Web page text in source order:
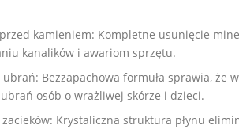
kamieniem: Kompletne usunięcie
kanalików i awariom sprzętu.
Bezzapachowa formuła sprawia,
osób o wrażliwej skórze i dzieci.
Krystaliczna struktura płynu